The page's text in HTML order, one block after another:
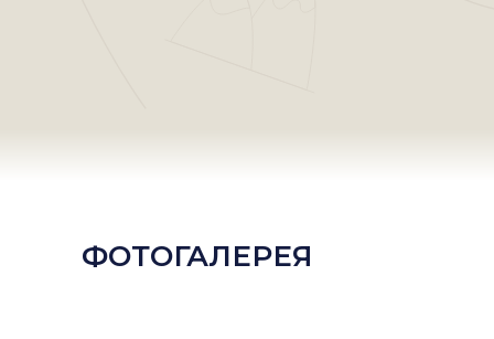
ФОТОГАЛЕРЕЯ